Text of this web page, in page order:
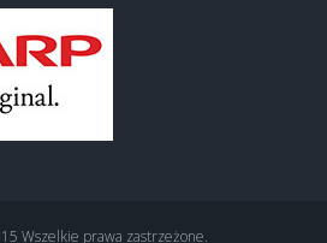
Wszelkie prawa zastrzeżone.